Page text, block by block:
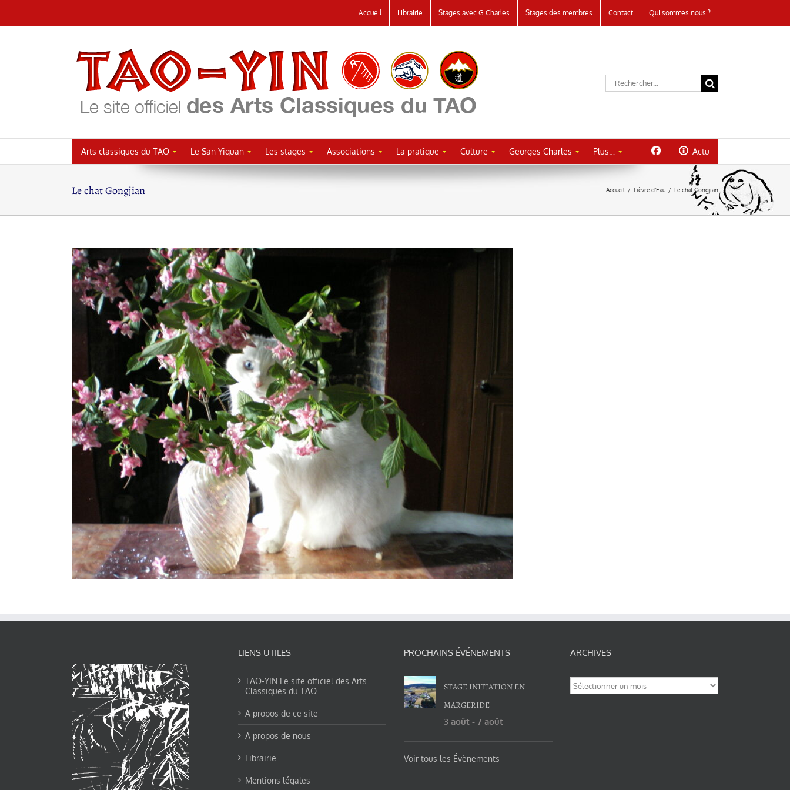
au
Accueil Librairie Stages avec G.Charles Stages des membres Contact Qui sommes nous ?
Rechercher:
Arts classiques du TAO Le San Yiquan Les stages Associations La pratique Culture Georges Charles Plus… Actu
Le chat Gongjian Accueil / Lièvre d’Eau / Le chat Gongjian
LIENS UTILES
TAO-YIN Le site officiel des Arts
Classiques du TAO
A propos de ce site
A propos de nous
Librairie
Mentions légales
PROCHAINS ÉVÉNEMENTS
STAGE INITIATION EN
MARGERIDE
3 août -7 août
Voir tous les Évènements
ARCHIVES
Archives